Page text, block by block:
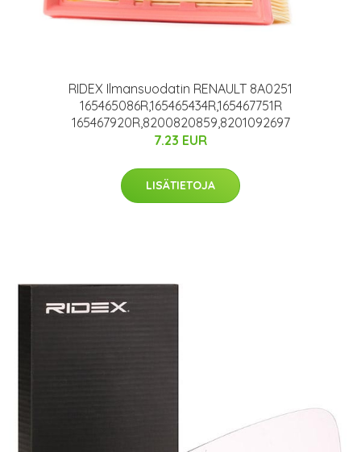
RIDEX Ilmansuodatin RENAULT 8A0251
165465086R,165465434R,165467751R
165467920R,8200820859,8201092697
7.23 EUR
LISÄTIETOJA